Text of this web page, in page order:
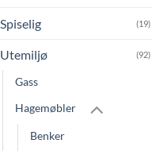
Spiselig (19)
Utemiljø (92)
Gass
Hagemøbler
Benker